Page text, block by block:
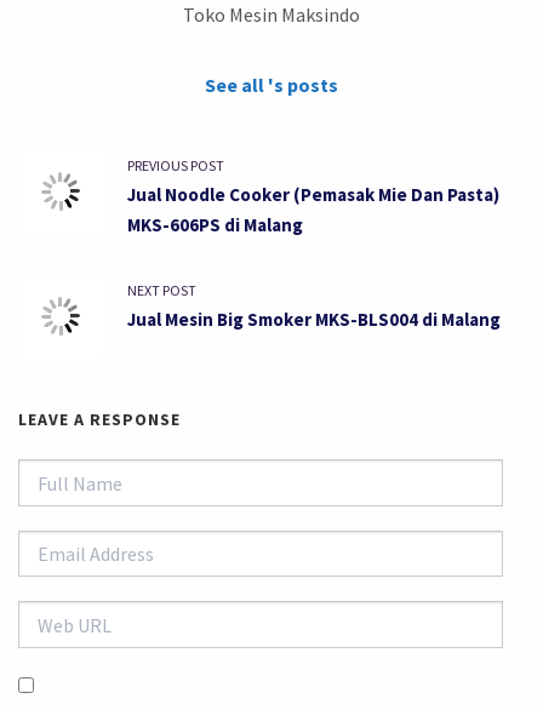
Toko Mesin Maksindo
See all 's posts
PREVIOUS POST
Jual Noodle Cooker (Pemasak Mie Dan Pasta)
MKS-606PS di Malang
NEXT POST
Jual Mesin Big Smoker MKS-BLS004 di Malang
LEAVE A RESPONSE